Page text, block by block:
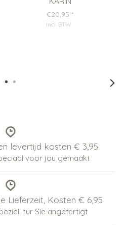
€20,95 *
incl. BTW
levertijd kosten € 3,95
voor jou gemaakt
Lieferzeit, Kosten € 6,95
für Sie angefertigt